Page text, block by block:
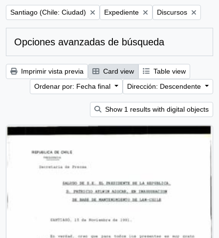
Remove filter:
Santiago (Chile: Ciudad) Remove filter:
Expediente Remove filter:
Discursos
Opciones avanzadas de búsqueda
Imprimir vista previa Card view
Table view
Ordenar por: Fecha final
Dirección: Descendente
Show 1 results with digital objects